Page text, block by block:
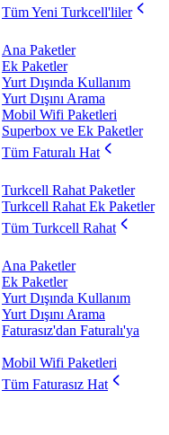
Tüm Yeni Turkcell'liler
Ana Paketler
Ek Paketler
Yurt Dışında Kullanım
Yurt Dışını Arama
Mobil Wifi Paketleri
Superbox ve Ek Paketler
Tüm Faturalı Hat
Turkcell Rahat Paketler
Turkcell Rahat Ek Paketler
Tüm Turkcell Rahat
Ana Paketler
Ek Paketler
Yurt Dışında Kullanım
Yurt Dışını Arama
Faturasız'dan Faturalı'ya
Mobil Wifi Paketleri
Tüm Faturasız Hat